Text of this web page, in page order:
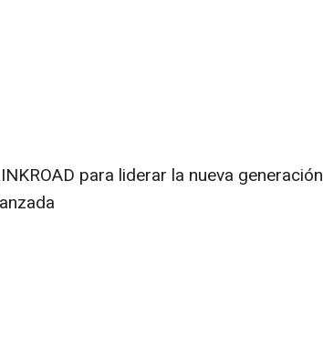
para liderar la nueva generación